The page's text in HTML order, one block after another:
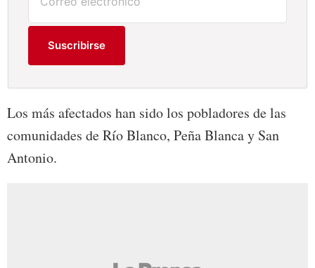
Suscribirse
Los más afectados han sido los pobladores de las
comunidades de Río Blanco, Peña Blanca y San
Antonio.